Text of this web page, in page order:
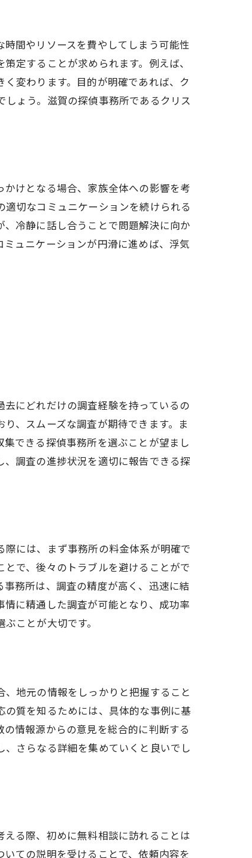
間やリソースを費やしてしまう可能性
定することが求められます。例えば、
変わります。目的が明確であれば、ク
ょう。滋賀の探偵事務所であるクリス
けとなる場合、家族全体への影響を考
切なコミュニケーションを続けられる
冷静に話し合うことで問題解決に向か
ュニケーションが円滑に進めば、浮気
にどれだけの調査経験を持っているの
、スムーズな調査が期待できます。ま
できる探偵事務所を選ぶことが望まし
調査の進捗状況を適切に報告できる探
には、まず事務所の料金体系が明確で
で、後々のトラブルを避けることがで
務所は、調査の精度が高く、迅速に結
に精通した調査が可能となり、成功率
ことが大切です。
地元の情報をしっかりと把握すること
質を知るためには、具体的な事例に基
情報源からの意見を総合的に判断する
さらなる詳細を集めていくと良いでし
る際、初めに無料相談に訪れることは
ての説明を受けることで、依頼内容を